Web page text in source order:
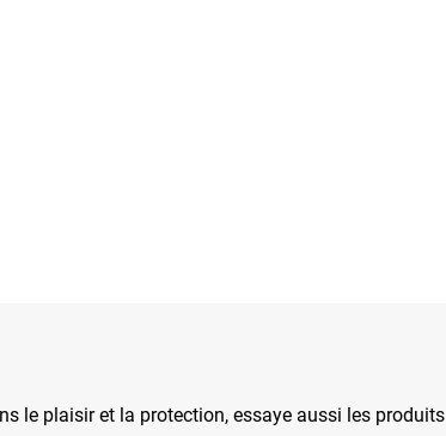
le plaisir et la protection, essaye aussi les produits